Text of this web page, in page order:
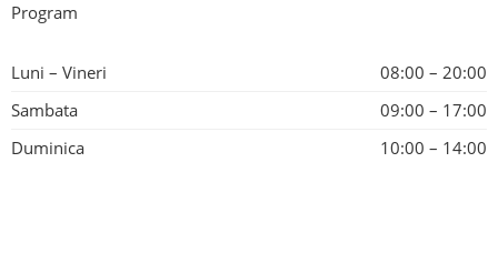
Program
Luni – Vineri
08:00 – 20:00
Sambata
09:00 – 17:00
Duminica
10:00 – 14:00